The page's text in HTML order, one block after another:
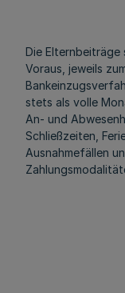
Die Elternbeiträge
Voraus, jeweils
stets als volle
An- und
Schließzeiten,
Ausnahmefällen